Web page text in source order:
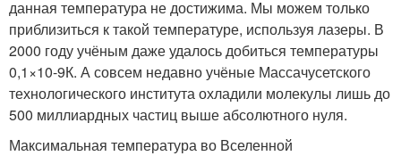
данная температура не достижима. Мы можем только
приблизиться к такой температуре, используя лазеры. В
2000 году учёным даже удалось добиться температуры
0,1×10-9К. А совсем недавно учёные Массачусетского
технологического института охладили молекулы лишь до
500 миллиардных частиц выше абсолютного нуля.
Максимальная температура во Вселенной